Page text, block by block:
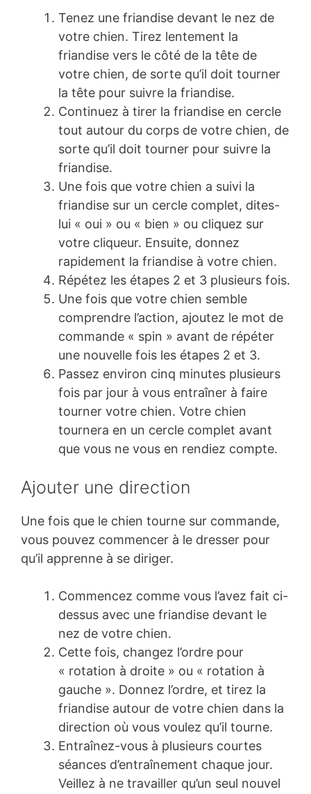
Tenez une friandise devant le nez de
votre chien. Tirez lentement la
friandise vers le côté de la tête de
votre chien, de sorte qu’il doit tourner
la tête pour suivre la friandise.
Continuez à tirer la friandise en cercle
tout autour du corps de votre chien, de
sorte qu’il doit tourner pour suivre la
friandise.
Une fois que votre chien a suivi la
friandise sur un cercle complet, dites-
lui « oui » ou « bien » ou cliquez sur
votre cliqueur. Ensuite, donnez
rapidement la friandise à votre chien.
Répétez les étapes 2 et 3 plusieurs fois.
Une fois que votre chien semble
comprendre l’action, ajoutez le mot de
commande « spin » avant de répéter
une nouvelle fois les étapes 2 et 3.
Passez environ cinq minutes plusieurs
fois par jour à vous entraîner à faire
tourner votre chien. Votre chien
tournera en un cercle complet avant
que vous ne vous en rendiez compte.
Ajouter une direction
Une fois que le chien tourne sur commande,
vous pouvez commencer à le dresser pour
qu’il apprenne à se diriger.
Commencez comme vous l’avez fait ci-
dessus avec une friandise devant le
nez de votre chien.
Cette fois, changez l’ordre pour
« rotation à droite » ou « rotation à
gauche ». Donnez l’ordre, et tirez la
friandise autour de votre chien dans la
direction où vous voulez qu’il tourne.
Entraînez-vous à plusieurs courtes
séances d’entraînement chaque jour.
Veillez à ne travailler qu’un seul nouvel